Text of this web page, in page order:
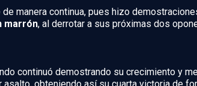
manera continua, pues hizo
marrón, al derrotar a sus próximas dos
continuó demostrando su crecimiento y